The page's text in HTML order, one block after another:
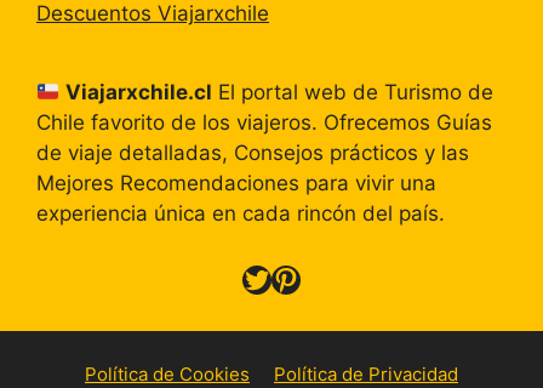
Descuentos Viajarxchile
Viajarxchile.cl El portal web de Turismo de
Chile favorito de los viajeros. Ofrecemos Guías
de viaje detalladas, Consejos prácticos y las
Mejores Recomendaciones para vivir una
experiencia única en cada rincón del país.
Twitter
Pinterest
Política de Cookies Política de Privacidad